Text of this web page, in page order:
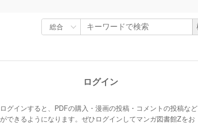
ログイン
ログインすると、PDFの購入・漫画の投稿・コメントの投稿など
ができるようになります。ぜひログインしてマンガ図書館Zをお